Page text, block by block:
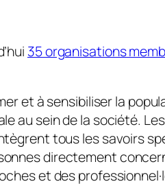
35 organisations
et à sensibiliser la
au sein de la société.
tous les savoirs
directement
et des